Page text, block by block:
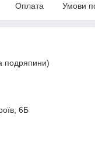
Оплата Умови
подряпини)
6Б